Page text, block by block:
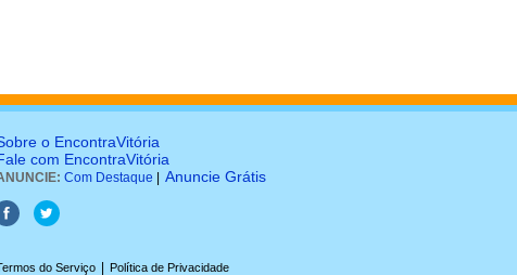
o EncontraVitória
com EncontraVitória
Com Destaque Anuncie Grátis
do Serviço Política de Privacidade